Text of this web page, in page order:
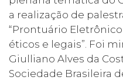
a realização de
“Prontuário
éticos e legais”. Foi
Giulliano Alves da
Sociedade Brasileira